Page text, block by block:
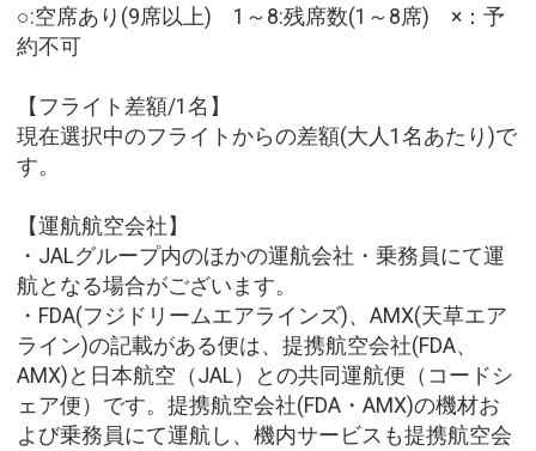
○:空席あり(9席以上) 1～8:残席数(1～8席) ×：予
約不可
【フライト差額/1名】
現在選択中のフライトからの差額(大人1名あたり)で
す。
【運航航空会社】
・JALグループ内のほかの運航会社・乗務員にて運
航となる場合がございます。
・FDA(フジドリームエアラインズ)、AMX(天草エア
ライン)の記載がある便は、提携航空会社(FDA、
AMX)と日本航空（JAL）との共同運航便（コードシ
ェア便）です。提携航空会社(FDA・AMX)の機材お
よび乗務員にて運航し、機内サービスも提携航空会